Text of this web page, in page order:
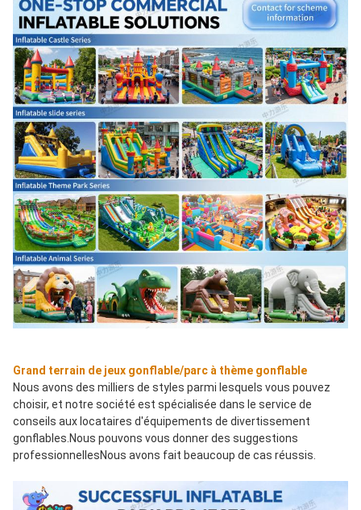
Grand terrain de jeux gonflable/parc à thème gonflable
Nous avons des milliers de styles parmi lesquels vous pouvez
choisir, et notre société est spécialisée dans le service de
conseils aux locataires d'équipements de divertissement
gonflables.Nous pouvons vous donner des suggestions
professionnellesNous avons fait beaucoup de cas réussis.